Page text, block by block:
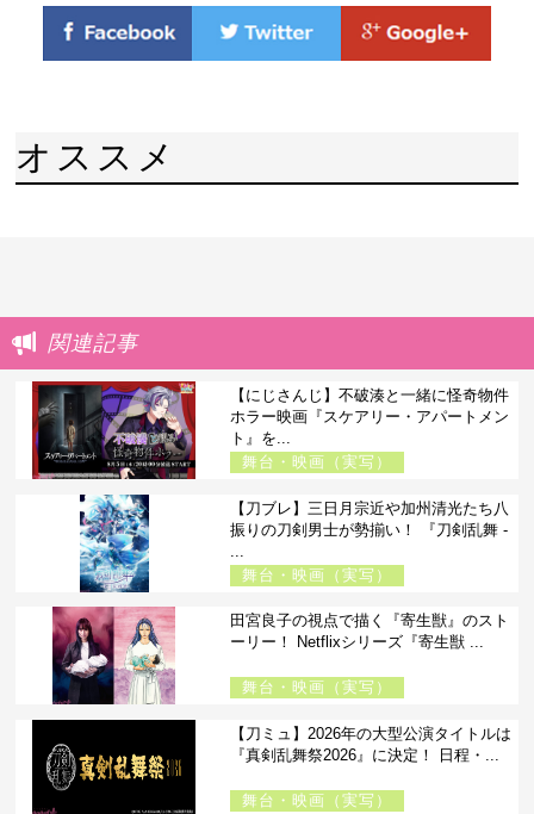
オススメ
関連記事
【にじさんじ】不破湊と一緒に怪奇物件
ホラー映画『スケアリー・アパートメン
ト』を...
舞台・映画（実写）
【刀ブレ】三日月宗近や加州清光たち八
振りの刀剣男士が勢揃い！ 『刀剣乱舞 -
舞台・映画（実写）
田宮良子の視点で描く『寄生獣』のスト
ーリー！ Netflixシリーズ『寄生獣 ...
舞台・映画（実写）
【刀ミュ】2026年の大型公演タイトルは
『真剣乱舞祭2026』に決定！ 日程・...
舞台・映画（実写）